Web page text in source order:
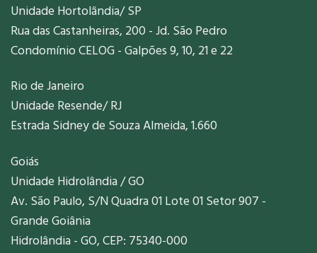
Unidade Hortolândia/ SP
Rua das Castanheiras, 200 - Jd. São Pedro
Condomínio CELOG - Galpões 9, 10, 21 e 22
Rio de Janeiro
Unidade Resende/ RJ
Estrada Sidney de Souza Almeida, 1.660
Goiás
Unidade Hidrolândia / GO
Av. São Paulo, S/N Quadra 01 Lote 01 Setor 907 -
Grande Goiânia
Hidrolândia - GO, CEP: 75340-000